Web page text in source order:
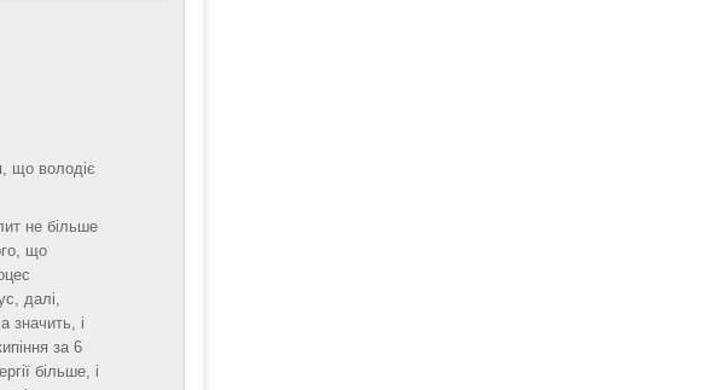
що володіє
не більше
що
далі,
значить, і
за 6
більше, і